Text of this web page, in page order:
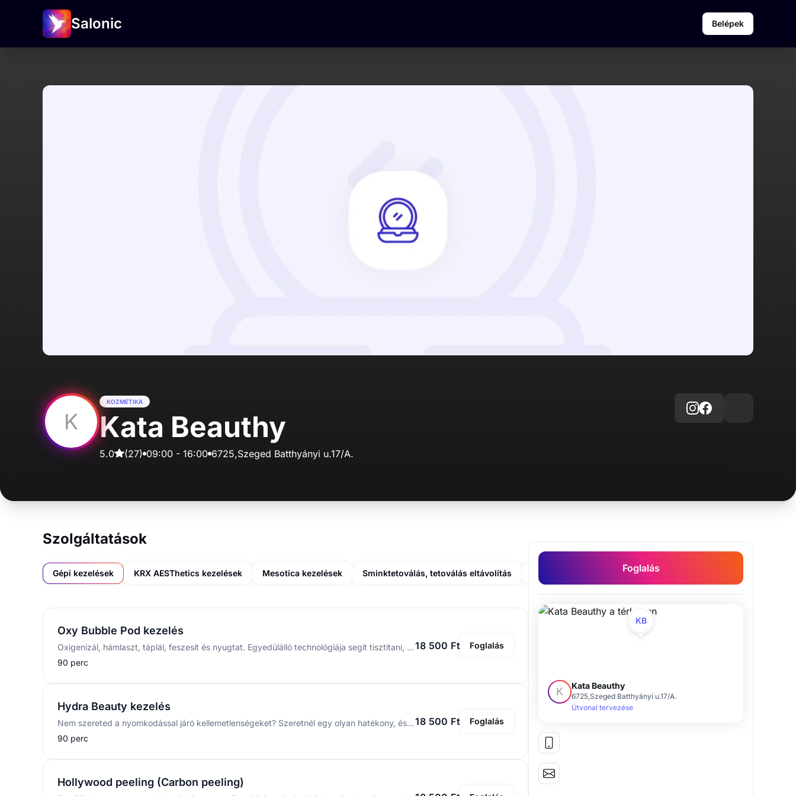
Salonic Belépek
K
KOZMETIKA
Kata Beauthy
5.0 (27) 09:00- 16:00 6725,Szeged Batthyányi u.17/A.
Szolgáltatások
Gépi kezelések KRX AESThetics kezelések Mesotica kezelések Sminktetoválás, tetoválás eltávolítás szemöldök és szempilla
Oxy Bubble Pod kezelés
Oxigenizál, hámlaszt, táplál, feszesít és nyugtat. Egyedülálló technológiája segít tisztítani, táplálni és feszesíteni az arcbőrt – mindezt természetesen, kellemes élményként.A kezelés alatt a különleges, a bőrön aktiválódó csiszoló hatású kapszula finoman hámlasztja a bőrt, miközben feltölti oxigénnel így juttatva a megfelelő hatóanyagot a bőrbe. A kezelés tartalmaz rádiófrekvenciát, valamint a mikro-masszázs rezgéseivel és a Cryo kezelőfej hűsítő, bőrnyugtató hatásával kellemes ellazulást biztosít a szépüléshez. Kezelés fájdalommentes, pihentető és minden bőrtípus számára ajánlott. Az eredmény egy üde, sima és láthatóan megfiatalodott arcbőr.
90 perc
18 500 Ft Foglalás
Hydra Beauty kezelés
Nem szereted a nyomkodással járó kellemetlenségeket? Szeretnél egy olyan hatékony, és látványos kezelést, amely nemcsak kíméletesen tisztítja, de meg is fiatalítja bőrödet? A HYDRA Beauty kezelés egy rendkívül látványos és erőteljes, vákuummal kombinált kezelés, amely egy időben hámlasztja a bőrt, és a hidrodermabráziónak köszönhetően a bőr mélyebb rétegeiben is eredményesen tisztítja a bőrt. Feloldja a szennyeződéseket, eltávolítja az elhalt hámsejteket, valamint a felesleges faggyút.
90 perc
18 500 Ft Foglalás
Hollywood peeling (Carbon peeling)
Foglalás
KB
K Kata Beauthy
6725,Szeged Batthyányi u.17/A.
Útvonal tervezése